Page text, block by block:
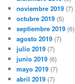
noviembre 2019 (7)
octubre 2019 (5)
septiembre 2019 (6)
agosto 2019 (7)
julio 2019 (7)
junio 2019 (6)
mayo 2019 (7)
abril 2019 (7)